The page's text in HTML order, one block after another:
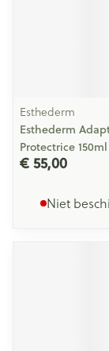
Esthederm
Esthederm
Protectrice 150ml
€ 55,00
Niet